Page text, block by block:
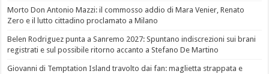
Morto Don Antonio Mazzi: il commosso addio di Mara Venier, Renato
Zero e il lutto cittadino proclamato a Milano
Belen Rodriguez punta a Sanremo 2027: Spuntano indiscrezioni sui brani
registrati e sul possibile ritorno accanto a Stefano De Martino
Giovanni di Temptation Island travolto dai fan: maglietta strappata e